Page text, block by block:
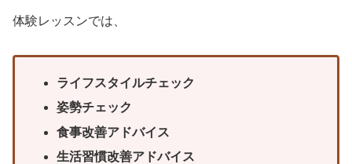
体験レッスンでは、
ライフスタイルチェック
姿勢チェック
食事改善アドバイス
生活習慣改善アドバイス